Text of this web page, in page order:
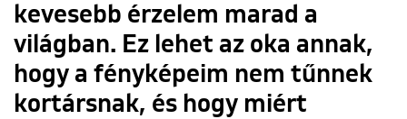
kevesebb érzelem marad a
világban. Ez lehet az oka annak,
hogy a fényképeim nem tűnnek
kortársnak, és hogy miért